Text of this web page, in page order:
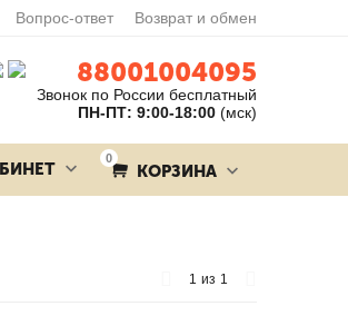
Вопрос-ответ Возврат и обмен
88001004095
Звонок по России бесплатный
ПН-ПТ: 9:00-18:00 (мск)
0
КОРЗИНА
1 из 1